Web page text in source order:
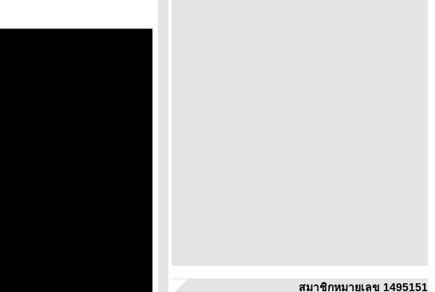
สมาชิกหมายเลข 1495151